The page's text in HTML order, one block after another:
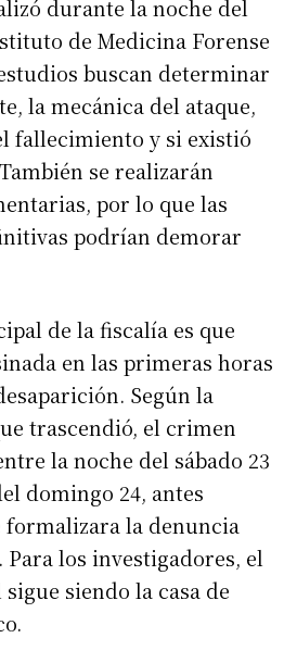
durante la noche del
de Medicina Forense
buscan determinar
la mecánica del ataque,
fallecimiento y si existió
se realizarán
por lo que las
podrían demorar
de la fiscalía es que
en las primeras horas
Según la
trascendió, el crimen
la noche del sábado 23
domingo 24, antes
formalizara la denuncia
los investigadores, el
siendo la casa de